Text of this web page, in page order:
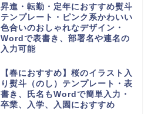
昇進・転勤・定年におすすめ熨斗
テンプレート・ピンク系かわいい
色合いのおしゃれなデザイン・
Wordで表書き、部署名や連名の
入力可能
【春におすすめ】桜のイラスト入
り熨斗（のし）テンプレート・表
書き、氏名もWordで簡単入力・
卒業、入学、入園におすすめ